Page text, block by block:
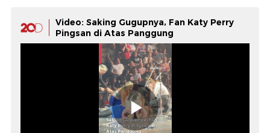
Video: Saking Gugupnya, Fan Katy Perry
Pingsan di Atas Panggung